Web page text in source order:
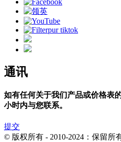
通讯
如有任何关于我们产品或价格表
小时内与您联系。
提交
© 版权所有 - 2010-2024：保留所